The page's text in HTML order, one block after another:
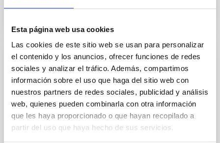
Esta página web usa cookies
Las cookies de este sitio web se usan para personalizar
el contenido y los anuncios, ofrecer funciones de redes
sociales y analizar el tráfico. Además, compartimos
información sobre el uso que haga del sitio web con
nuestros partners de redes sociales, publicidad y análisis
web, quienes pueden combinarla con otra información
que les haya proporcionado o que hayan recopilado a
partir del uso que haya hecho de sus servicios.
IAC ANNUAL REPORT
Annual Report 2022
Memoria extensa del IAC 2022
Date 12/15/2023